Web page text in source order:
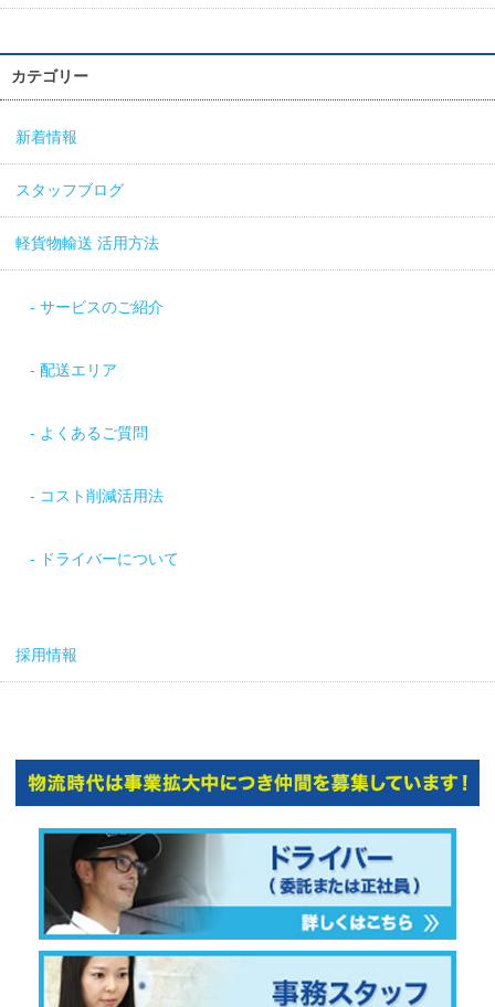
カテゴリー
新着情報
スタッフブログ
軽貨物輸送 活用方法
サービスのご紹介
配送エリア
よくあるご質問
コスト削減活用法
ドライバーについて
採用情報